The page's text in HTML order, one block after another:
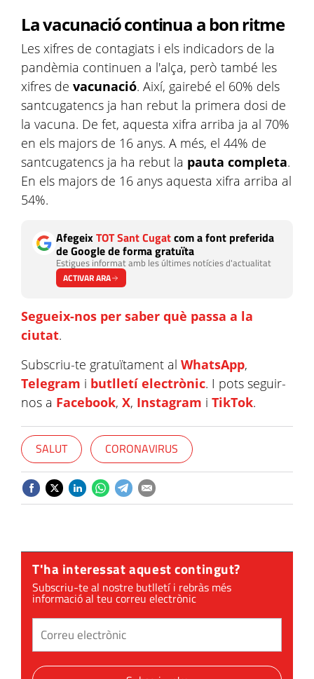
La vacunació continua a bon ritme
Les xifres de contagiats i els indicadors de la
pandèmia continuen a l'alça, però també les
xifres de vacunació. Així, gairebé el 60% dels
santcugatencs ja han rebut la primera dosi de
la vacuna. De fet, aquesta xifra arriba ja al 70%
en els majors de 16 anys. A més, el 44% de
santcugatencs ja ha rebut la pauta completa.
En els majors de 16 anys aquesta xifra arriba al
54%.
AfegeixTOT Sant Cugatcom a font preferida
de Google de forma gratuïta
Estigues informat amb les últimes notícies d'actualitat
ACTIVAR ARA
Segueix-nos per saber què passa a la
ciutat.
Subscriu-te gratuïtament al WhatsApp,
Telegram i butlletí electrònic. I pots seguir-
nos a Facebook, X, Instagram i TikTok.
SALUT CORONAVIRUS
T'ha interessat aquest contingut?
Subscriu-te al nostre butlletí i rebràs més
informació al teu correu electrònic